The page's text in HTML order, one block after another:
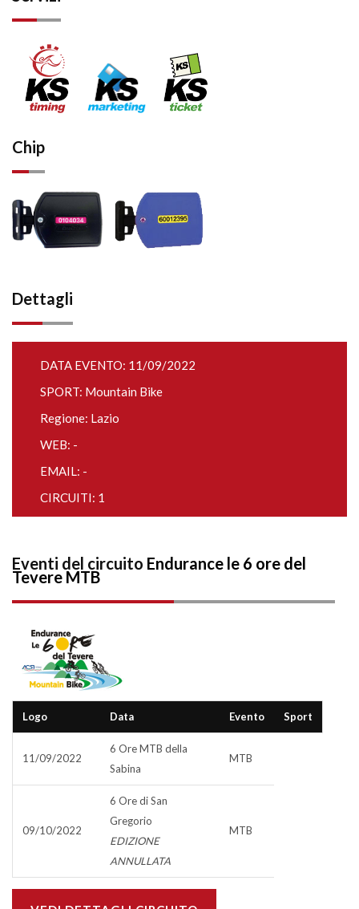
Chip
Dettagli
DATA EVENTO: 11/09/2022
SPORT: Mountain Bike
Regione: Lazio
WEB: -
EMAIL: -
CIRCUITI: 1
Eventi del circuito Endurance le 6 ore del
Tevere MTB
Logo Data Evento Sport
11/09/2022
6 Ore MTB della
Sabina
MTB
09/10/2022
6 Ore di San
Gregorio
EDIZIONE
ANNULLATA
MTB